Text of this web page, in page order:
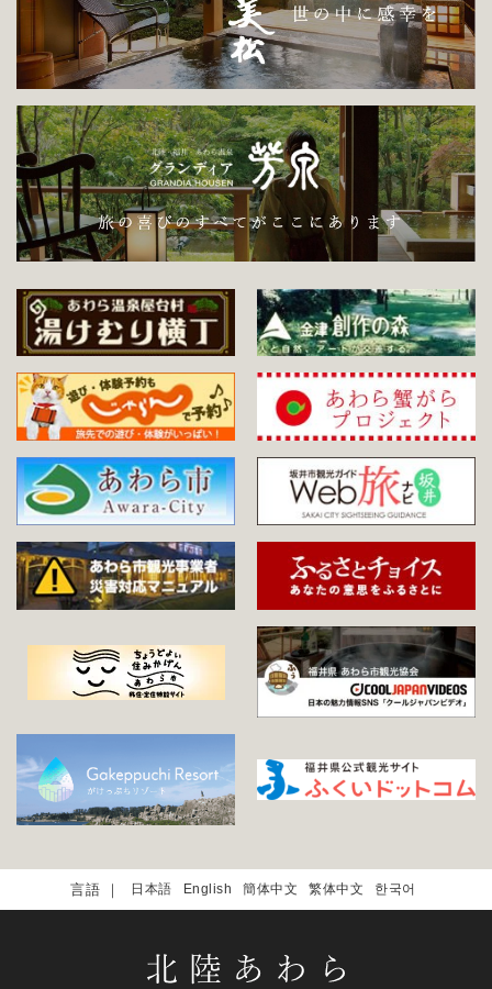
日本語 English 簡体中文 繁体中文 한국어